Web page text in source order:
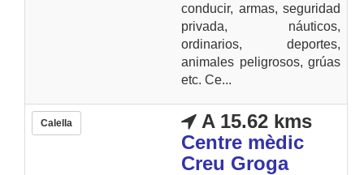
conducir, armas, seguridad
privada, náuticos,
ordinarios, deportes,
animales peligrosos, grúas
etc. Ce...
Calella
A 15.62 kms
Centre mèdic
Creu Groga